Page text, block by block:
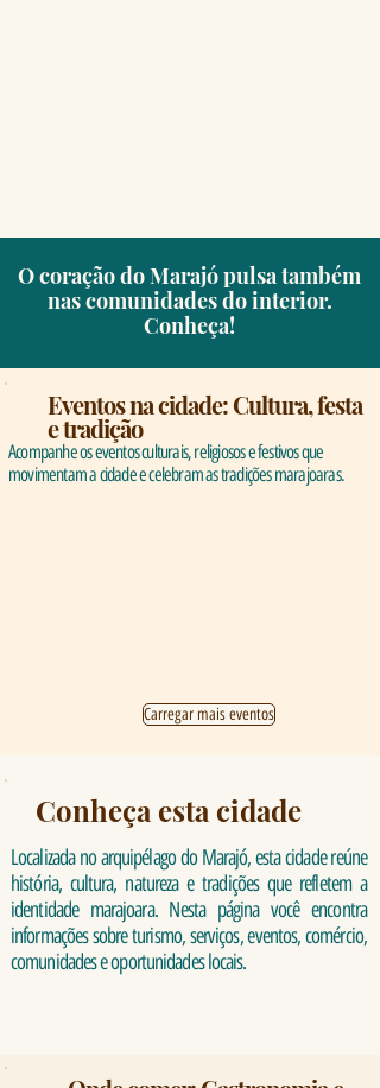
O coração do Marajó pulsa também
nas comunidades do interior.
Conheça!
Eventos na cidade: Cultura, festa
e tradição
Acompanhe os eventos culturais, religiosos e festivos que
movimentam a cidade e celebram as tradições marajoaras.
Carregar mais eventos
Conheça esta cidade
Localizada no arquipélago do Marajó, esta cidade reúne
história, cultura, natureza e tradições que refletem a
identidade marajoara. Nesta página você encontra
informações sobre turismo, serviços, eventos, comércio,
comunidades e oportunidades locais.